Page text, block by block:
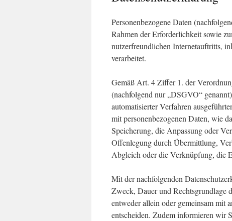
Personenbezogene Daten
Rahmen der Erforderlichkeit sowie
nutzerfreundlichen Internetauftritts,
verarbeitet.
Gemäß Art. 4 Ziffer 1. der
(nachfolgend nur „DSGVO“
automatisierter Verfahren
mit personenbezogenen Daten, wie
Speicherung, die Anpassung oder
Offenlegung durch Übermittlung,
Abgleich oder die Verknüpfung, die
Mit der nachfolgenden
Zweck, Dauer und Rechtsgrundlage
entweder allein oder gemeinsam mit
entscheiden. Zudem informieren wir